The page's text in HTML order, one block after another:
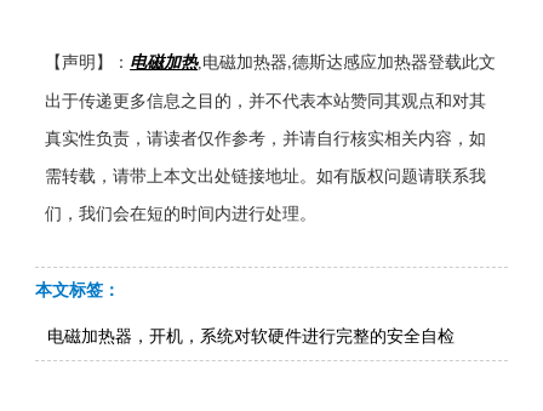
【声明】： 电磁加热,电磁加热器,德斯达感应加热器登载此文
出于传递更多信息之目的，并不代表本站赞同其观点和对其
真实性负责，请读者仅作参考，并请自行核实相关内容，如
需转载，请带上本文出处链接地址。如有版权问题请联系我
们，我们会在短的时间内进行处理。
本文标签：
电磁加热器，开机，系统对软硬件进行完整的安全自检